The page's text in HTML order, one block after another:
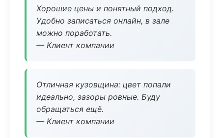
Хорошие цены и понятный подход.
Удобно записаться онлайн, в зале
можно поработать.
— Клиент компании
Отличная кузовщина: цвет попали
идеально, зазоры ровные. Буду
обращаться ещё.
— Клиент компании